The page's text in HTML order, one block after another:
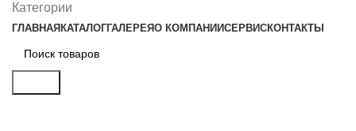
Категории
ГЛАВНАЯ КАТАЛОГГАЛЕРЕЯО КОМПАНИИСЕРВИСКОНТАКТЫ